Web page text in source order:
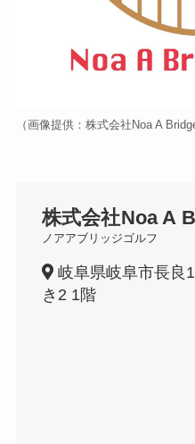
（画像提供：株式会社Noa A
株式会社Noa A
ノアアブリッジゴルフ
岐阜県岐阜市長良
き2 1階